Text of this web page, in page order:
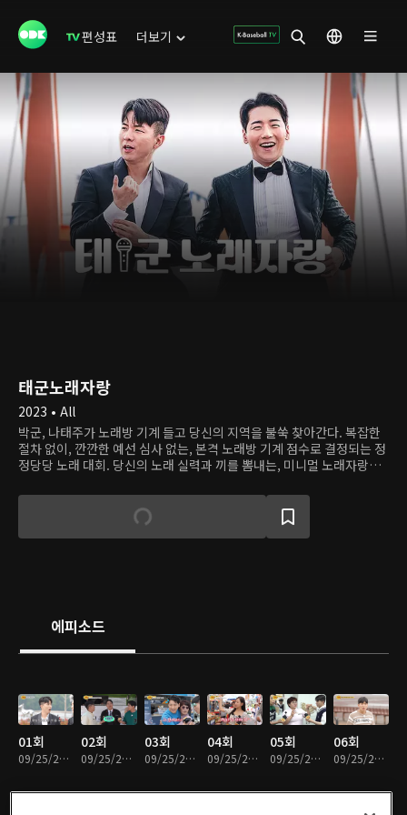
편성표 더보기
태군노래자랑
2023 • All
박군, 나태주가 노래방 기계 들고 당신의 지역을 불쑥 찾아간다. 복잡한
절차 없이, 깐깐한 예선 심사 없는, 본격 노래방 기계 점수로 결정되는 정
정당당 노래 대회. 당신의 노래 실력과 끼를 뽐내는, 미니멀 노래자랑대
에피소드
01회
09/25/2023 • 57분
02회
09/25/2023 • 56분
03회
09/25/2023 • 52분
04회
09/25/2023 • 54분
05회
09/25/2023 • 56분
06회
09/25/2023 • 53분